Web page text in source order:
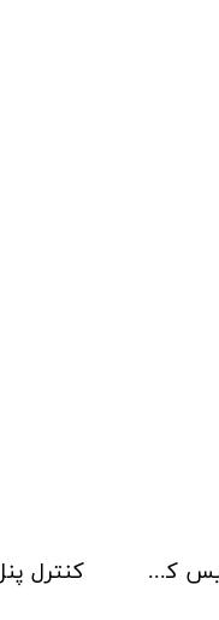
اینترفیس کنترلر آژیر Kentec